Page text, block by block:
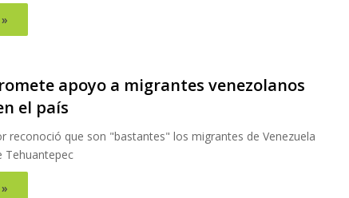
apoyo a migrantes venezolanos
el país
reconoció que son "bastantes" los migrantes de Venezuela
Tehuantepec